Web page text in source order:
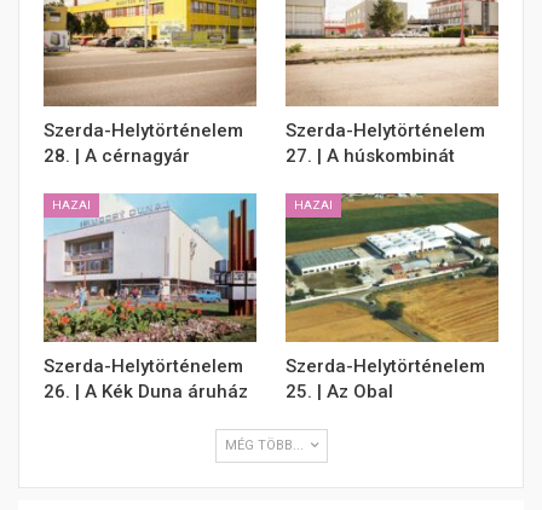
Szerda-Helytörténelem
28. | A cérnagyár
Szerda-Helytörténelem
27. | A húskombinát
HAZAI
Szerda-Helytörténelem
26. | A Kék Duna áruház
HAZAI
Szerda-Helytörténelem
25. | Az Obal
MÉG TÖBB...